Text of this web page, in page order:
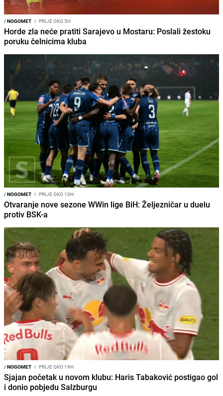
/NOGOMET I PRIJE OKO 5H
Horde zla neće pratiti Sarajevo u Mostaru: Poslali žestoku
poruku čelnicima kluba
/NOGOMET I PRIJE OKO 10H
Otvaranje nove sezone WWin lige BiH: Željezničar u duelu
protiv BSK-a
/NOGOMET I PRIJE OKO 19H
Sjajan početak u novom klubu: Haris Tabaković postigao gol
i donio pobjedu Salzburgu